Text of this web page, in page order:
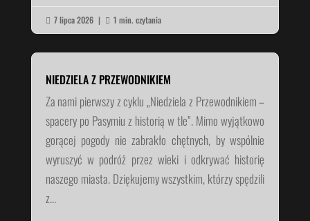
 7 lipca 2026 |  1 min. czytania
NIEDZIELA Z PRZEWODNIKIEM
Za nami pierwszy z cyklu „Niedziela z Przewodnikiem –
spacery po Pasymiu z historią w tle”. Mimo wyjątkowo
gorącej pogody nie zabrakło chętnych, by wspólnie
wyruszyć w podróż przez wieki i odkrywać historię
naszego miasta. Dziękujemy wszystkim, którzy spędzili
z...